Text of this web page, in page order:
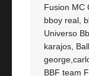
Fusion MC
bboy real,
Universo
karajos,
BBF team